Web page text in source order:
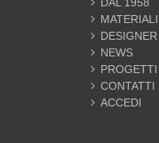
DAL 1958
MATERIALI
DESIGNER
NEWS
PROGETTI
CONTATTI
ACCEDI